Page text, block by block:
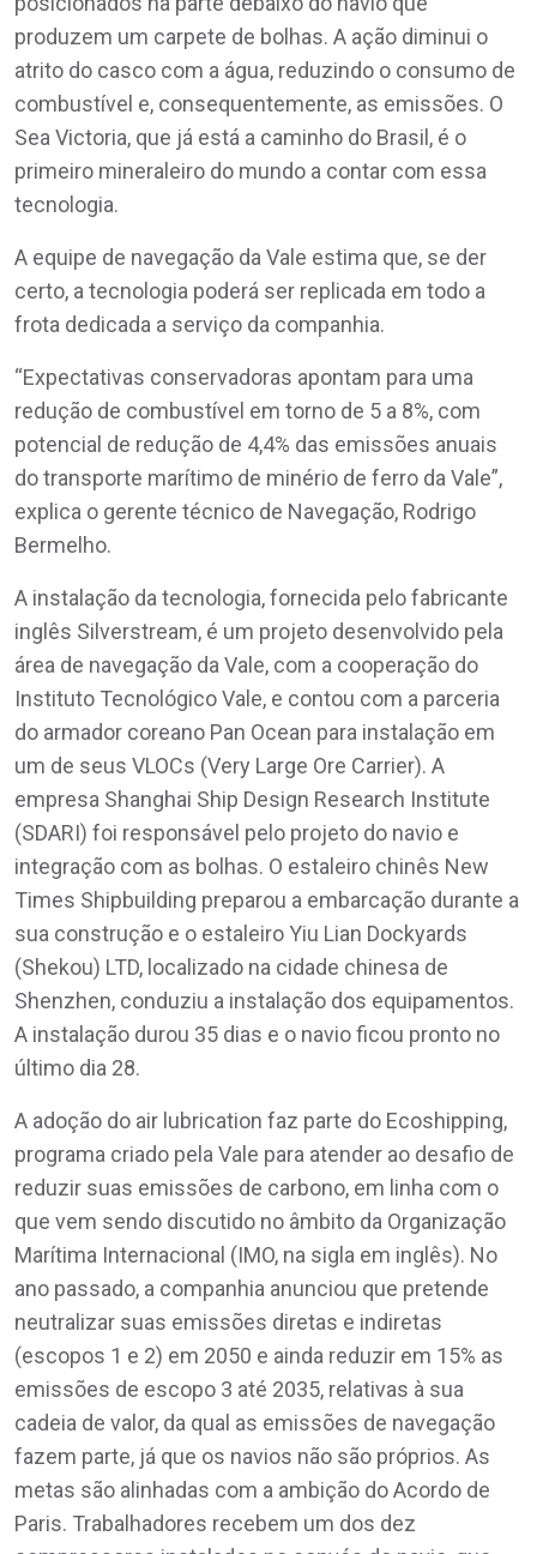
produzem um carpete de bolhas. A ação diminui o
atrito do casco com a água, reduzindo o consumo de
combustível e, consequentemente, as emissões. O
Sea Victoria, que já está a caminho do Brasil, é o
primeiro mineraleiro do mundo a contar com essa
tecnologia.
A equipe de navegação da Vale estima que, se der
certo, a tecnologia poderá ser replicada em todo a
frota dedicada a serviço da companhia.
“Expectativas conservadoras apontam para uma
redução de combustível em torno de 5 a 8%, com
potencial de redução de 4,4% das emissões anuais
do transporte marítimo de minério de ferro da Vale”,
explica o gerente técnico de Navegação, Rodrigo
Bermelho.
A instalação da tecnologia, fornecida pelo fabricante
inglês Silverstream, é um projeto desenvolvido pela
área de navegação da Vale, com a cooperação do
Instituto Tecnológico Vale, e contou com a parceria
do armador coreano Pan Ocean para instalação em
um de seus VLOCs (Very Large Ore Carrier). A
empresa Shanghai Ship Design Research Institute
(SDARI) foi responsável pelo projeto do navio e
integração com as bolhas. O estaleiro chinês New
Times Shipbuilding preparou a embarcação durante a
sua construção e o estaleiro Yiu Lian Dockyards
(Shekou) LTD, localizado na cidade chinesa de
Shenzhen, conduziu a instalação dos equipamentos.
A instalação durou 35 dias e o navio ficou pronto no
último dia 28.
A adoção do air lubrication faz parte do Ecoshipping,
programa criado pela Vale para atender ao desafio de
reduzir suas emissões de carbono, em linha com o
que vem sendo discutido no âmbito da Organização
Marítima Internacional (IMO, na sigla em inglês). No
ano passado, a companhia anunciou que pretende
neutralizar suas emissões diretas e indiretas
(escopos 1 e 2) em 2050 e ainda reduzir em 15% as
emissões de escopo 3 até 2035, relativas à sua
cadeia de valor, da qual as emissões de navegação
fazem parte, já que os navios não são próprios. As
metas são alinhadas com a ambição do Acordo de
Paris. Trabalhadores recebem um dos dez